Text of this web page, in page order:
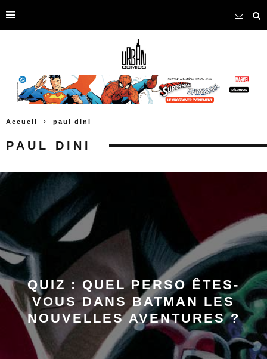
Accueil paul dini
PAUL DINI
QUIZ : QUEL PERSO ÊTES-
VOUS DANS BATMAN LES
NOUVELLES AVENTURES ?